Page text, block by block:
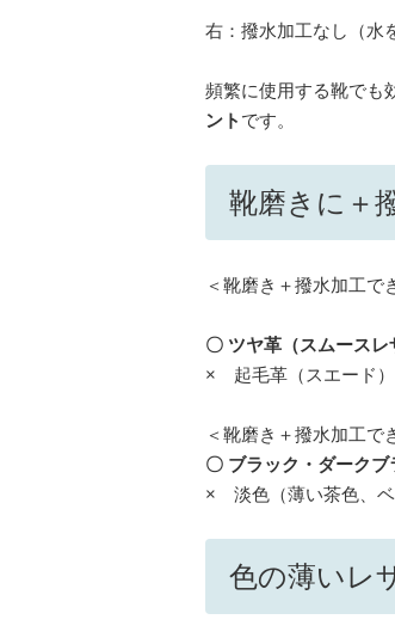
右：撥水加工なし（水
頻繁に使用する靴でも
ント です。
靴磨きに＋
＜靴磨き＋撥水加工で
〇 ツヤ革（スムースレ
× 起毛革（スエード）
＜靴磨き＋撥水加工で
〇 ブラック・ダークブ
× 淡色（薄い茶色、ベ
色の薄いレ